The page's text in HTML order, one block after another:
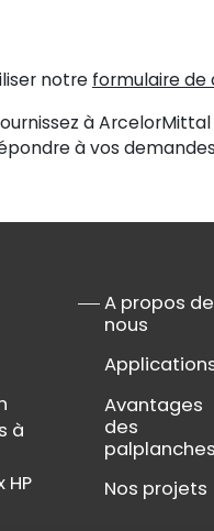
notre formulaire
à
à vos
à
A propos de
nous
Avantages
des
palplanches
Nos projets